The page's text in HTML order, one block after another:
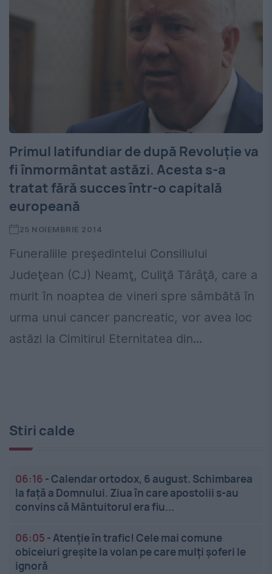
Primul latifundiar de după Revoluție va
fi înmormântat astăzi. Acesta s-a
tratat fără succes într-o capitală
europeană
25 NOIEMBRIE 2014
Funeraliile preşedintelui Consiliului
Judeţean (CJ) Neamţ, Culiţă Tărâţă, care a
murit în noaptea de vineri spre sâmbătă în
urma unui cancer pancreatic, vor avea loc
astăzi la Cimitirul Eternitatea din...
Stiri calde
06:16 -Calendar ortodox, 6 august. Schimbarea
la față a Domnului. Ziua în care apostolii s-au
convins că Mântuitorul era fiu...
06:05 -Atenție în trafic! Cele mai comune
obiceiuri greșite la volan pe care mulți șoferi le
ignoră